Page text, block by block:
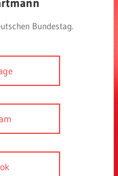
Bundestag.